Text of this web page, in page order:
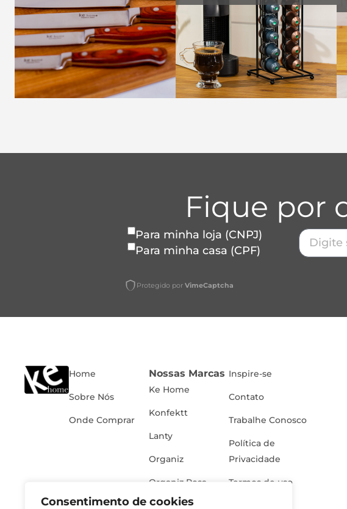
Consentimento de cookies
Fique por
Para minha loja (CNPJ)
Para minha casa (CPF)
Protegido por VimeCaptcha
Home
Sobre Nós
Onde Comprar
Nossas Marcas
Ke Home
Konfektt
Lanty
Organiz
Organiz Rosa
Inspire-se
Contato
Trabalhe Conosco
Política de
Privacidade
Termos de uso